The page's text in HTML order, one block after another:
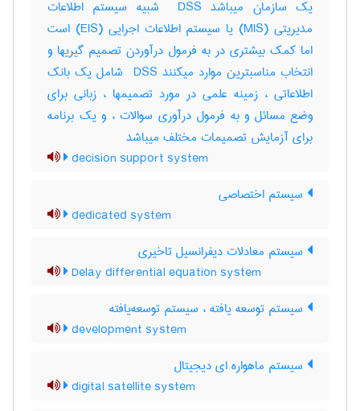
یک سازمان میباشد ‎ DSS شبیه سیستم اطلاعات
مدیریتی (‎MIS) یا سیستم اطلاعات اجرایی (‎EIS) است
اما کمک بیشتری در به فرمول درآوردن تصمیم گیریها و
انتخاب مناسبترین موارد میکنند ‎ DSS شامل یک بانک
اطلاعاتی ، زمینه علمی در مورد تصمیمها ، زبانی برای
وضع مسائل و به فرمول درآوری سوالات ، و یک برنامه
برای آزمایش تصمیمات مختلف میباشد
decision support system
سیستم اختصاصی
dedicated system
سیستم معادلات دیفرانسیل تاخیری
Delay differential equation system
سیستم توسعه یافته ، سیستم توسعه‌یافته
development system
سیستم ماهواره ای دیجیتال
digital satellite system